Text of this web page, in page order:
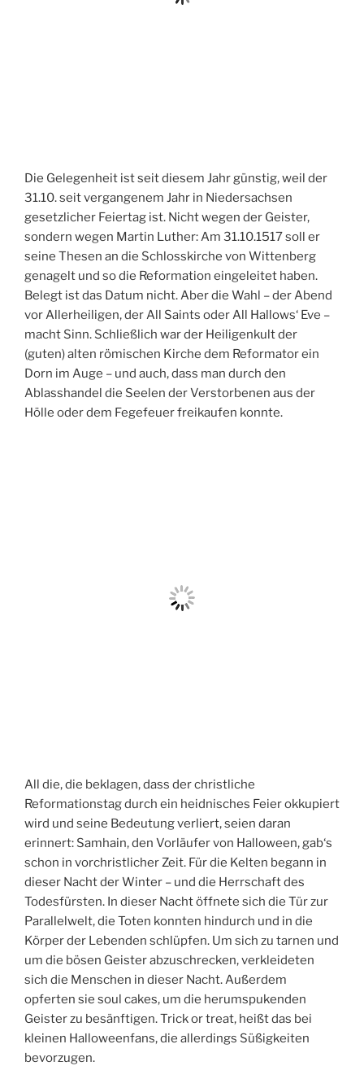
Die Gelegenheit ist seit diesem Jahr günstig, weil der
31.10. seit vergangenem Jahr in Niedersachsen
gesetzlicher Feiertag ist. Nicht wegen der Geister,
sondern wegen Martin Luther: Am 31.10.1517 soll er
seine Thesen an die Schlosskirche von Wittenberg
genagelt und so die Reformation eingeleitet haben.
Belegt ist das Datum nicht. Aber die Wahl – der Abend
vor Allerheiligen, der All Saints oder All Hallows‘ Eve –
macht Sinn. Schließlich war der Heiligenkult der
(guten) alten römischen Kirche dem Reformator ein
Dorn im Auge – und auch, dass man durch den
Ablasshandel die Seelen der Verstorbenen aus der
Hölle oder dem Fegefeuer freikaufen konnte.
All die, die beklagen, dass der christliche
Reformationstag durch ein heidnisches Feier okkupiert
wird und seine Bedeutung verliert, seien daran
erinnert: Samhain, den Vorläufer von Halloween, gab‘s
schon in vorchristlicher Zeit. Für die Kelten begann in
dieser Nacht der Winter – und die Herrschaft des
Todesfürsten. In dieser Nacht öffnete sich die Tür zur
Parallelwelt, die Toten konnten hindurch und in die
Körper der Lebenden schlüpfen. Um sich zu tarnen und
um die bösen Geister abzuschrecken, verkleideten
sich die Menschen in dieser Nacht. Außerdem
opferten sie soul cakes, um die herumspukenden
Geister zu besänftigen. Trick or treat, heißt das bei
kleinen Halloweenfans, die allerdings Süßigkeiten
bevorzugen.